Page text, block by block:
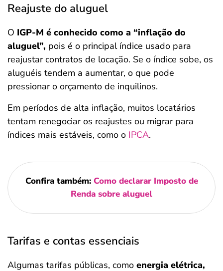
Reajuste do aluguel
O IGP-M é conhecido como a “inflação do
aluguel”, pois é o principal índice usado para
reajustar contratos de locação. Se o índice sobe, os
aluguéis tendem a aumentar, o que pode
pressionar o orçamento de inquilinos.
Em períodos de alta inflação, muitos locatários
tentam renegociar os reajustes ou migrar para
índices mais estáveis, como o IPCA.
Confira também: Como declarar Imposto de
Renda sobre aluguel
Tarifas e contas essenciais
Algumas tarifas públicas, como energia elétrica,